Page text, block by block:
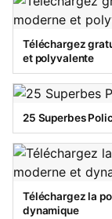
Téléchargez
et polyvalente
25 Superbes
Téléchargez la
dynamique